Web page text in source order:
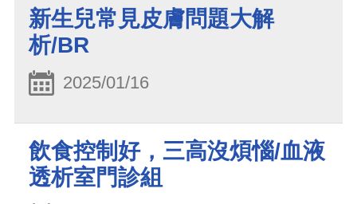
新生兒常見皮膚問題大解
析/BR
2025/01/16
飲食控制好，三高沒煩惱/血液
透析室門診組